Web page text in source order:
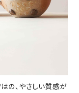
の、やさしい質感が